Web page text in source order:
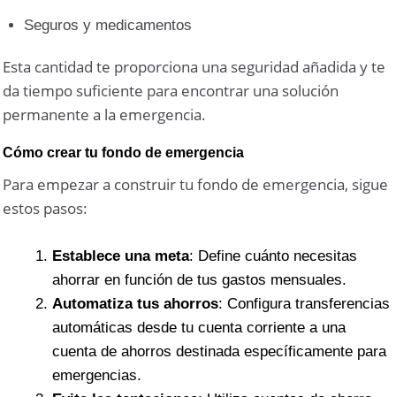
Seguros y medicamentos
Esta cantidad te proporciona una seguridad añadida y te
da tiempo suficiente para encontrar una solución
permanente a la emergencia.
Cómo crear tu fondo de emergencia
Para empezar a construir tu fondo de emergencia, sigue
estos pasos:
Establece una meta: Define cuánto necesitas
ahorrar en función de tus gastos mensuales.
Automatiza tus ahorros: Configura transferencias
automáticas desde tu cuenta corriente a una
cuenta de ahorros destinada específicamente para
emergencias.